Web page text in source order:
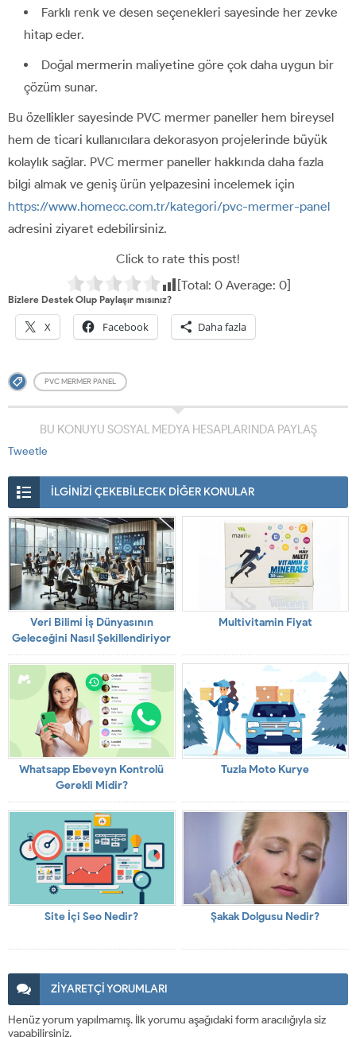
Farklı renk ve desen seçenekleri sayesinde her zevke
hitap eder.
Doğal mermerin maliyetine göre çok daha uygun bir
çözüm sunar.
Bu özellikler sayesinde PVC mermer paneller hem bireysel
hem de ticari kullanıcılara dekorasyon projelerinde büyük
kolaylık sağlar. PVC mermer paneller hakkında daha fazla
bilgi almak ve geniş ürün yelpazesini incelemek için
https://www.homecc.com.tr/kategori/pvc-mermer-panel
adresini ziyaret edebilirsiniz.
Click to rate this post!
[Total: 0Average: 0]
Bizlere Destek Olup Paylaşır mısınız?
X Facebook Daha fazla
PVC MERMER PANEL
BU KONUYU SOSYAL MEDYA HESAPLARINDA PAYLAŞ
Tweetle
İLGİNİZİ ÇEKEBİLECEK DİĞER KONULAR
Veri Bilimi İş Dünyasının
Geleceğini Nasıl Şekillendiriyor
Multivitamin Fiyat
Whatsapp Ebeveyn Kontrolü
Gerekli Midir?
Tuzla Moto Kurye
Site İçi Seo Nedir? Şakak Dolgusu Nedir?
ZİYARETÇİ YORUMLARI
Henüz yorum yapılmamış. İlk yorumu aşağıdaki form aracılığıyla siz
yapabilirsiniz.